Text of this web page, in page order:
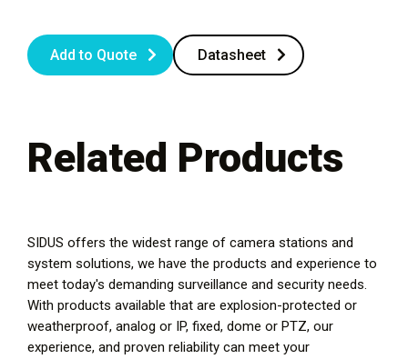
Add to Quote Datasheet
Related Products
SIDUS offers the widest range of camera stations and
system solutions, we have the products and experience to
meet today's demanding surveillance and security needs.
With products available that are explosion-protected or
weatherproof, analog or IP, fixed, dome or PTZ, our
experience, and proven reliability can meet your